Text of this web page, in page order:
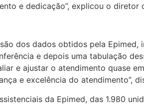
e dedicação”, explicou o diretor
dos dados obtidos pela
e depois uma tabulação
e ajustar o atendimento quase
e excelência do atendimento”,
da Epimed, das 1.980